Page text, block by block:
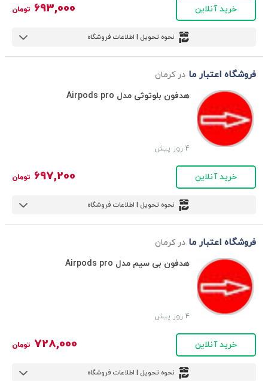
خرید آنلاین 693,000 تومان
نحوه تحویل | اطلاعات فروشگاه
فروشگاه اعتبار ما در کرمان
هدفون بلوتوثی مدل Airpods pro
4 روز پیش
خرید آنلاین 697,200 تومان
نحوه تحویل | اطلاعات فروشگاه
فروشگاه اعتبار ما در کرمان
هدفون بی سیم مدل Airpods pro
4 روز پیش
خرید آنلاین 728,000 تومان
نحوه تحویل | اطلاعات فروشگاه